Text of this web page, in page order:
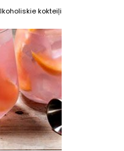
kokteiļi